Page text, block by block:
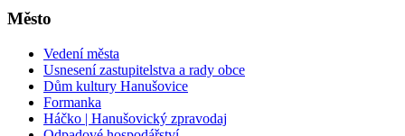
Město
Vedení města
Usnesení zastupitelstva a rady obce
Dům kultury Hanušovice
Formanka
Háčko | Hanušovický zpravodaj